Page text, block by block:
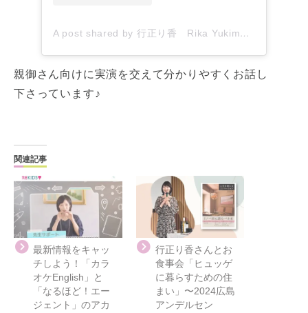
A post shared by 行正り香 Rika Yukimasa (@rikayukimasa)
親御さん向けに実演を交えて分かりやすくお話し
下さっています♪
関連記事
最新情報をキャッ
チしよう！「カラ
オケEnglish」と
「なるほど！エー
ジェント」のアカ
行正り香さんとお
食事会「ヒュッゲ
に暮らすための住
まい」〜2024広島
アンデルセン